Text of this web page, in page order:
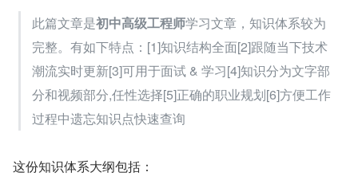
此篇文章是初中高级工程师学习文章，知识体系较为
完整。有如下特点：[1]知识结构全面[2]跟随当下技术
潮流实时更新[3]可用于面试 & 学习[4]知识分为文字部
分和视频部分,任性选择[5]正确的职业规划[6]方便工作
过程中遗忘知识点快速查询
这份知识体系大纲包括：